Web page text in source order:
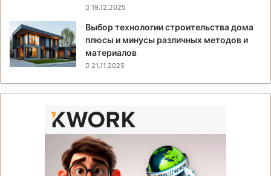
19.12.2025
Выбор технологии строительства дома
плюсы и минусы различных методов и
материалов
21.11.2025